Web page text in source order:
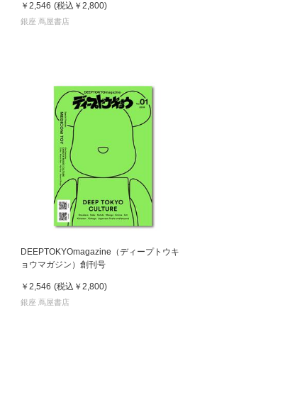
￥2,546 (税込 ￥2,800)
銀座 蔦屋書店
DEEPTOKYOmagazine（ディープトウキ
ョウマガジン）創刊号
￥2,546 (税込 ￥2,800)
銀座 蔦屋書店